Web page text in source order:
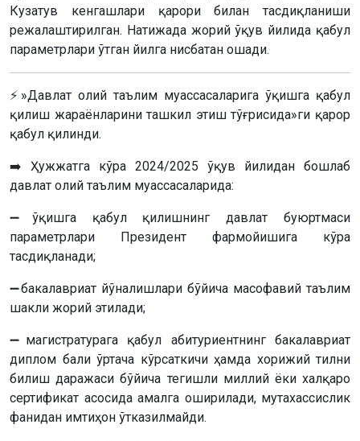
Кузатув кенгашлари қарори билан тасдиқланиши
режалаштирилган. Натижада жорий ўқув йилида қабул
параметрлари ўтган йилга нисбатан ошади.
⚡️»Давлат олий таълим муассасаларига ўқишга қабул
қилиш жараёнларини ташкил этиш тўғрисида»ги қарор
қабул қилинди.
➡️ Ҳужжатга кўра 2024/2025 ўқув йилидан бошлаб
давлат олий таълим муассасаларида:
➖ўқишга қабул қилишнинг давлат буюртмаси
параметрлари Президент фармойишига кўра
тасдиқланади;
➖бакалавриат йўналишлари бўйича масофавий таълим
шакли жорий этилади;
➖магистратурага қабул абитуриентнинг бакалавриат
диплом бали ўртача кўрсаткичи ҳамда хорижий тилни
билиш даражаси бўйича тегишли миллий ёки халқаро
сертификат асосида амалга оширилади, мутахассислик
фанидан имтиҳон ўтказилмайди.